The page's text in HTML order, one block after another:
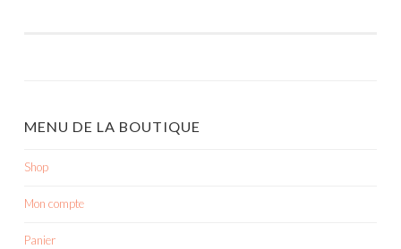
MENU DE LA BOUTIQUE
Shop
Mon compte
Panier